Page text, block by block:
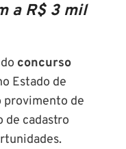
a R$ 3 mil
concurso
Estado de
provimento de
de cadastro